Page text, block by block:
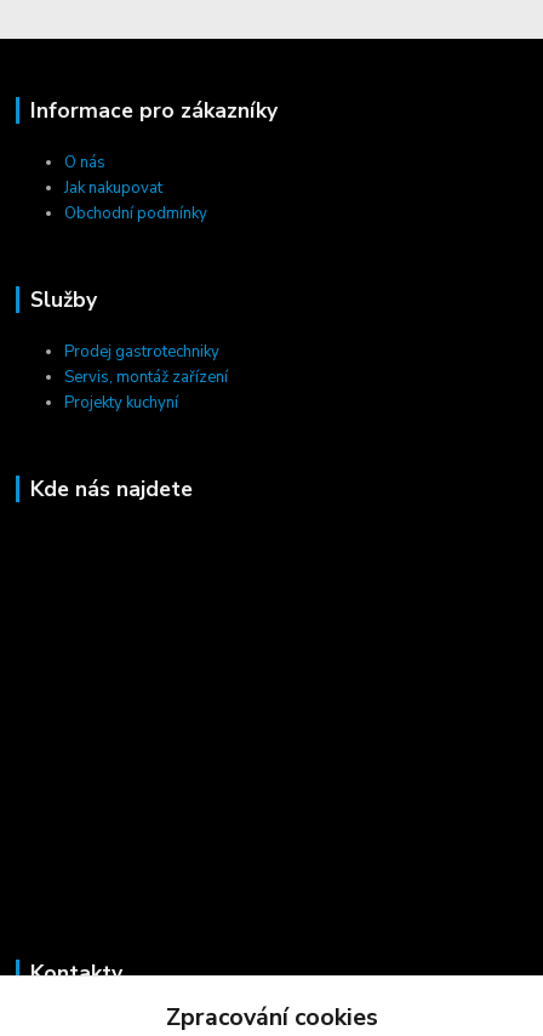
Informace pro zákazníky
O nás
Jak nakupovat
Obchodní podmínky
Služby
Prodej gastrotechniky
Servis, montáž zařízení
Projekty kuchyní
Kde nás najdete
Kontakty
Zpracování cookies